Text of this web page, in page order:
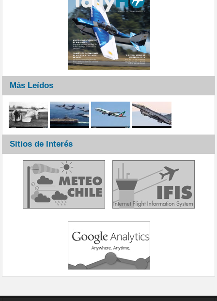
Más Leídos
Sitios de Interés